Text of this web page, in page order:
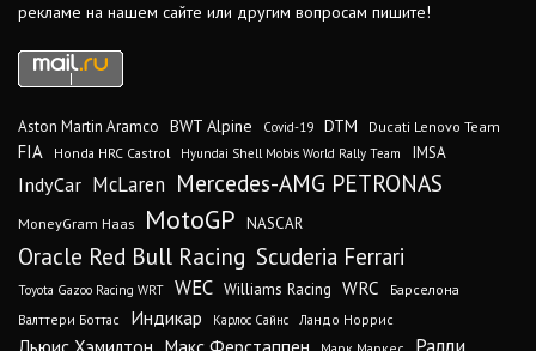
рекламе на нашем сайте или другим вопросам пишите!
Aston Martin Aramco BWT Alpine Covid-19 DTM Ducati Lenovo Team
FIA Honda HRC Castrol Hyundai Shell Mobis World Rally Team IMSA
IndyCar McLaren Mercedes-AMG PETRONAS
MoneyGram Haas MotoGP NASCAR
Oracle Red Bull Racing Scuderia Ferrari
Toyota Gazoo Racing WRT WEC Williams Racing WRC
Барселона
Валттери Боттас
Индикар Карлос Сайнс Ландо Норрис